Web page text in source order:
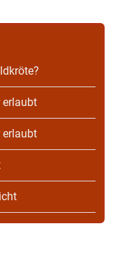
erlaubt
erlaubt